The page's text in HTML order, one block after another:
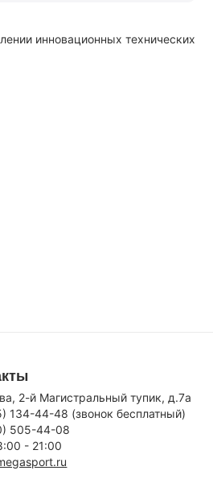
инновационных технических
2-й Магистральный тупик, д.7a
134-44-48 (звонок бесплатный)
505-44-08
- 21:00